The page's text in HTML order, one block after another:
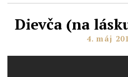
Dievča (na
4. máj